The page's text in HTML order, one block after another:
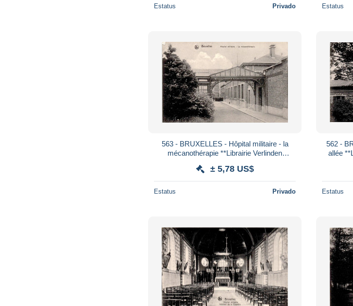
Estatus Privado Estatus
563 - BRUXELLES - Hôpital militaire - la
mécanothérapie **Librairie Verlinden
± 5,78 US$
Estatus Privado
562 -
Estatus